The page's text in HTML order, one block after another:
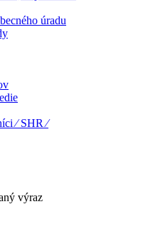
úradu
⁄ SHR ⁄
výraz